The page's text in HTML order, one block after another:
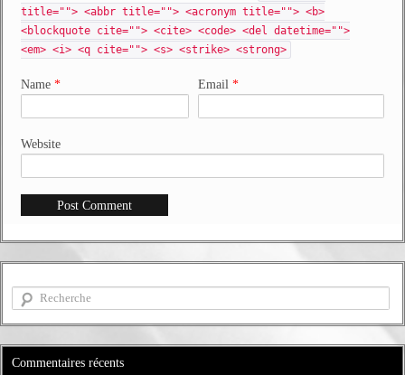
title=""> <abbr title=""> <acronym title=""> <b>
<blockquote cite=""> <cite> <code> <del datetime="">
<em> <i> <q cite=""> <s> <strike> <strong>
Name * Email *
Website
Commentaires récents